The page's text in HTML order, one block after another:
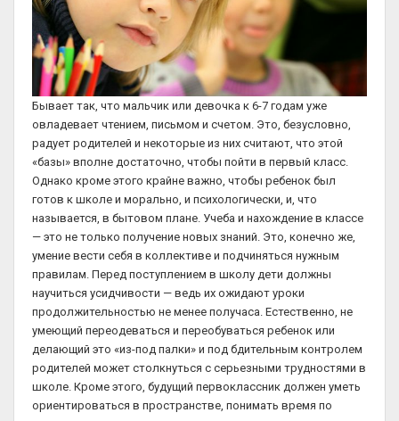
Бывает так, что мальчик или девочка к 6-7 годам уже
овладевает чтением, письмом и счетом. Это, безусловно,
радует родителей и некоторые из них считают, что этой
«базы» вполне достаточно, чтобы пойти в первый класс.
Однако кроме этого крайне важно, чтобы ребенок был
готов к школе и морально, и психологически, и, что
называется, в бытовом плане. Учеба и нахождение в классе
— это не только получение новых знаний. Это, конечно же,
умение вести себя в коллективе и подчиняться нужным
правилам. Перед поступлением в школу дети должны
научиться усидчивости — ведь их ожидают уроки
продолжительностью не менее получаса. Естественно, не
умеющий переодеваться и переобуваться ребенок или
делающий это «из-под палки» и под бдительным контролем
родителей может столкнуться с серьезными трудностями в
школе. Кроме этого, будущий первоклассник должен уметь
ориентироваться в пространстве, понимать время по